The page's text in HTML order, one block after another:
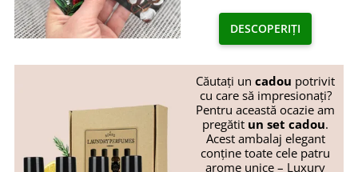
DESCOPERIȚI
Căutați un cadou potrivit
cu care să impresionați?
Pentru această ocazie am
pregătit un set cadou.
Acest ambalaj elegant
conține toate cele patru
arome unice – Luxury